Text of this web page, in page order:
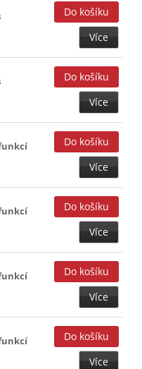
Více
Více
Více
Více
Více
Více